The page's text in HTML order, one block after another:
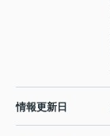
情報更新日